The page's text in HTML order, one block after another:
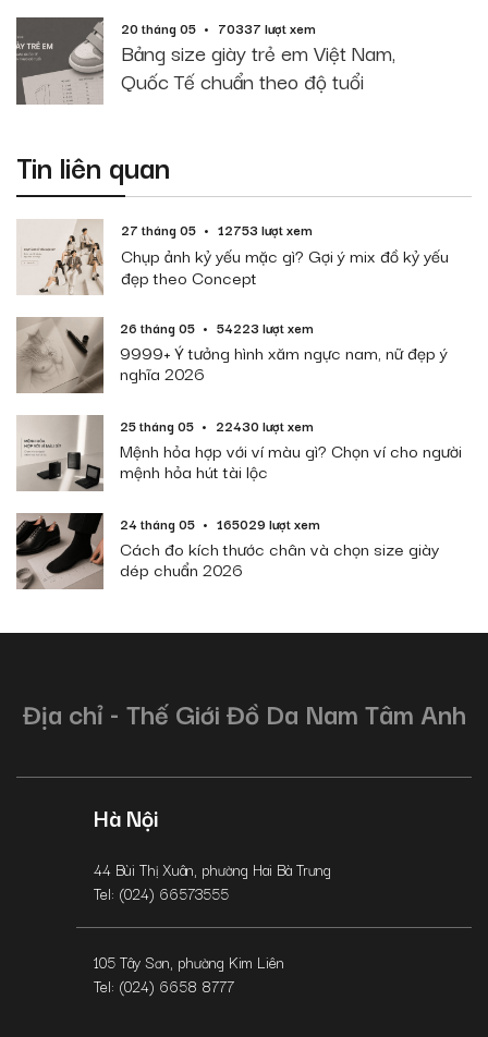
20 tháng 05 70337 lượt xem
Bảng size giày trẻ em Việt Nam,
Quốc Tế chuẩn theo độ tuổi
Tin liên quan
27 tháng 05 12753 lượt xem
Chụp ảnh kỷ yếu mặc gì? Gợi ý mix đồ kỷ yếu
đẹp theo Concept
26 tháng 05 54223 lượt xem
9999+ Ý tưởng hình xăm ngực nam, nữ đẹp ý
nghĩa 2026
25 tháng 05 22430 lượt xem
Mệnh hỏa hợp với ví màu gì? Chọn ví cho người
mệnh hỏa hút tài lộc
24 tháng 05 165029 lượt xem
Cách đo kích thước chân và chọn size giày
dép chuẩn 2026
Địa chỉ - Thế Giới Đồ Da Nam Tâm Anh
Hà Nội
44 Bùi Thị Xuân, phường Hai Bà Trưng
Tel: (024) 66573555
105 Tây Sơn, phường Kim Liên
Tel: (024) 6658 8777